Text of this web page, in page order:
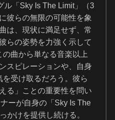
ル「Sky Is The Limit」（3
彼らの無限の可能性を象
は、現状に満足せず、常
らの姿勢を力強く示して
曲から単なる音楽以上
スピレーションや、自身
受け取るだろう。彼ら
る」ことの重要性を問い
ーが自身の「Sky Is The
かけを提供し続ける。